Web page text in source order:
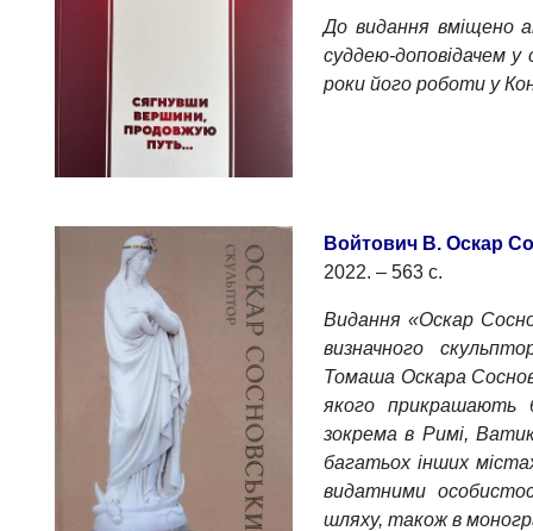
До видання вміщено
суддею-доповідачем у
роки його роботи у
Войтович В. Оскар
2022. – 563 с.
Видання «Оскар
визначного
Томаша Оскара
якого прикрашають
зокрема в Римі,
багатьох інших
видатними
шляху, також в